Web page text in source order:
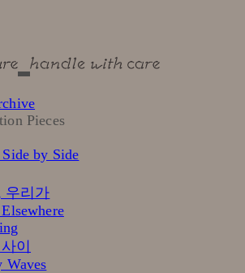
Pieces
by Side
우리가
이
Waves